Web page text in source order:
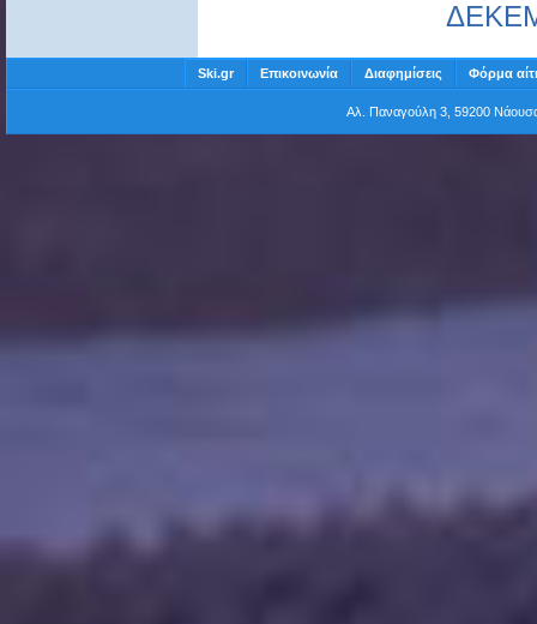
Ski.gr Επικοινωνία Διαφημίσεις Φόρμα
Αλ. Παναγούλη 3, 59200